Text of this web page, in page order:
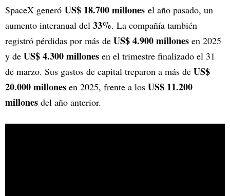
SpaceX generó US$ 18.700 millones el año pasado, un
aumento interanual del 33%. La compañía también
registró pérdidas por más de US$ 4.900 millones en 2025
y de US$ 4.300 millones en el trimestre finalizado el 31
de marzo. Sus gastos de capital treparon a más de US$
20.000 millones en 2025, frente a los US$ 11.200
millones del año anterior.